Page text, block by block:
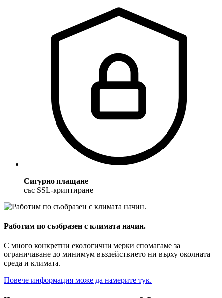
Сигурно плащане
със SSL-криптиране
Работим по съобразен с климата начин.
С много конкретни екологични мерки спомагаме за
ограничаване до минимум въздействието ни върху околната
среда и климата.
Повече информация може да намерите тук.